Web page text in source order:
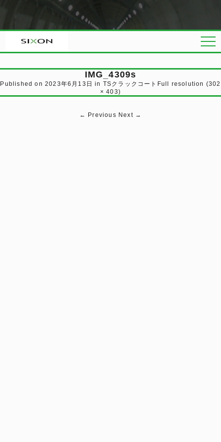
IMG_4309s
Published on 2023年6月13日 in TSクラックコート Full resolution (302
× 403)
← Previous Next →